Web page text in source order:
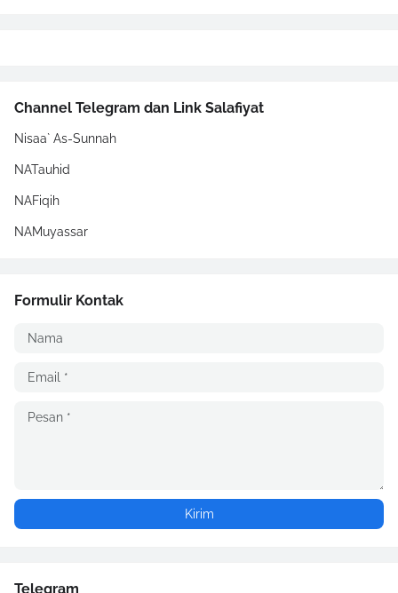
Channel Telegram dan Link Salafiyat
Nisaa` As-Sunnah
NATauhid
NAFiqih
NAMuyassar
Formulir Kontak
Telegram